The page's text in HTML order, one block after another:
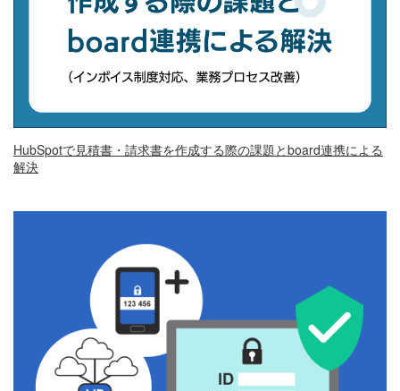
HubSpotで見積書・請求書を作成する際の課題とboard連携による
解決